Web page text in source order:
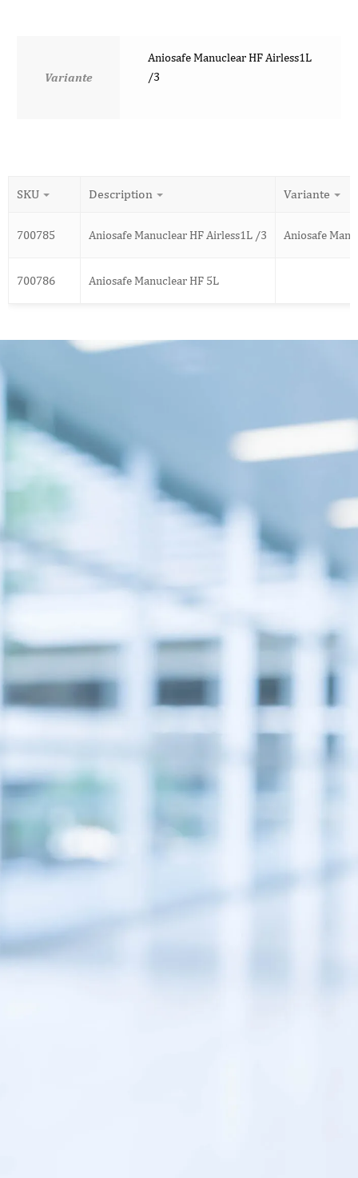
Variante
Aniosafe Manuclear HF Airless1L
/3
SKU Description Variante
700785 Aniosafe Manuclear HF Airless1L /3 Aniosafe
700786 Aniosafe Manuclear HF 5L